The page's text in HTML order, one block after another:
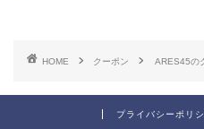
HOME クーポン ARES45の
プライバシーポリ